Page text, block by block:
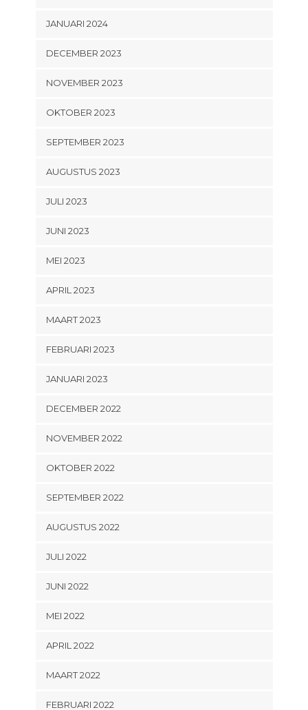
JANUARI 2024
DECEMBER 2023
NOVEMBER 2023
OKTOBER 2023
SEPTEMBER 2023
AUGUSTUS 2023
JULI 2023
JUNI 2023
MEI 2023
APRIL 2023
MAART 2023
FEBRUARI 2023
JANUARI 2023
DECEMBER 2022
NOVEMBER 2022
OKTOBER 2022
SEPTEMBER 2022
AUGUSTUS 2022
JULI 2022
JUNI 2022
MEI 2022
APRIL 2022
MAART 2022
FEBRUARI 2022